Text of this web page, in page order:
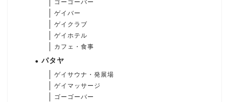
ゴーゴーバー
ゲイバー
ゲイクラブ
ゲイホテル
カフェ・食事
パタヤ
ゲイサウナ・発展場
ゲイマッサージ
ゴーゴーバー